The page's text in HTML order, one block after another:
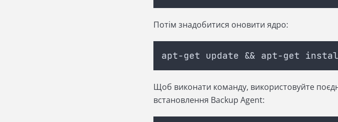
Потім знадобитися оновити ядро:
apt-get update && apt-get
Щоб виконати команду, використовуйте
встановлення Backup Agent: